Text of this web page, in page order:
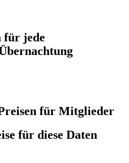
für jede
für Mitglieder
für diese Daten